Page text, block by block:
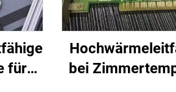
für
bei